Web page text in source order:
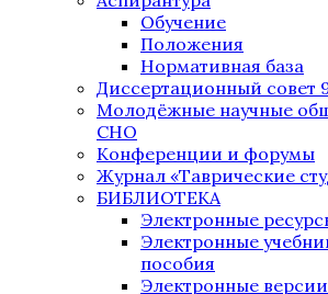
Обучение
Положения
Нормативная база
Диссертационный совет
Молодёжные научные
СНО
Конференции и форумы
Журнал «Таврические
БИБЛИОТЕКА
Электронные
Электронные
пособия
Электронные